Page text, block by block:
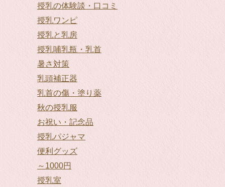
授乳の体験談・口コミ
授乳ワンピ
授乳と乳房
授乳哺乳瓶・乳首
暑さ対策
乳頭補正器
乳首の傷・塗り薬
秋の授乳服
お祝い・記念品
授乳パジャマ
便利グッズ
～1000円
授乳室